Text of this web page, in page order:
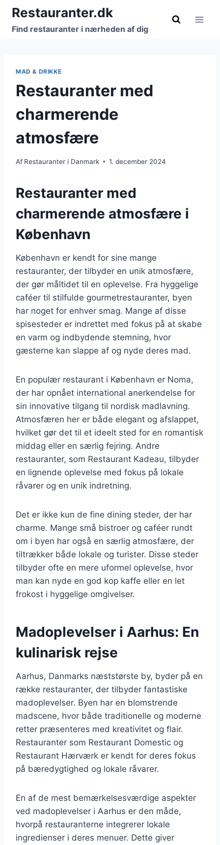
Fortsæt
indhold
Restauranter.dk
Find restauranter i nærheden af dig
MAD & DRIKKE
Restauranter med
charmerende
atmosfære
Af Restauranter i Danmark 1. december 2024
Restauranter med
charmerende atmosfære i
København
København er kendt for sine mange
restauranter, der tilbyder en unik atmosfære,
der gør måltidet til en oplevelse. Fra hyggelige
caféer til stilfulde gourmetrestauranter, byen
har noget for enhver smag. Mange af disse
spisesteder er indrettet med fokus på at skabe
en varm og indbydende stemning, hvor
gæsterne kan slappe af og nyde deres mad.
En populær restaurant i København er Noma,
der har opnået international anerkendelse for
sin innovative tilgang til nordisk madlavning.
Atmosfæren her er både elegant og afslappet,
hvilket gør det til et ideelt sted for en romantisk
middag eller en særlig fejring. Andre
restauranter, som Restaurant Kadeau, tilbyder
en lignende oplevelse med fokus på lokale
råvarer og en unik indretning.
Det er ikke kun de fine dining steder, der har
charme. Mange små bistroer og caféer rundt
om i byen har også en særlig atmosfære, der
tiltrækker både lokale og turister. Disse steder
tilbyder ofte en mere uformel oplevelse, hvor
man kan nyde en god kop kaffe eller en let
frokost i hyggelige omgivelser.
Madoplevelser i Aarhus: En
kulinarisk rejse
Aarhus, Danmarks næststørste by, byder på en
række restauranter, der tilbyder fantastiske
madoplevelser. Byen har en blomstrende
madscene, hvor både traditionelle og moderne
retter præsenteres med kreativitet og flair.
Restauranter som Restaurant Domestic og
Restaurant Hærværk er kendt for deres fokus
på bæredygtighed og lokale råvarer.
En af de mest bemærkelsesværdige aspekter
ved madoplevelser i Aarhus er den måde,
hvorpå restauranterne integrerer lokale
ingredienser i deres menuer. Dette giver